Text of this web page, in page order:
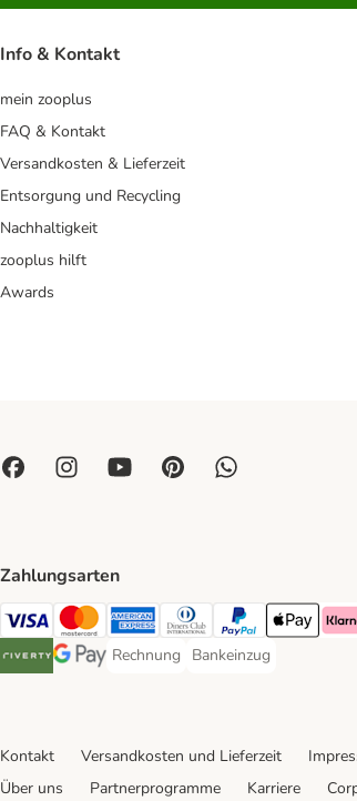
Info & Kontakt
mein zooplus
FAQ & Kontakt
Versandkosten & Lieferzeit
Entsorgung und Recycling
Nachhaltigkeit
zooplus hilft
Awards
Zahlungsarten
Visa Payment Method
Mastercard Payment Method
American Express Payment Method
Diners Club Payment
PayPal Payment
Apple Pay
Riverty Payment Method
Google Pay Payment Method
Rechnung
Rechnung Payment Method
Bankeinzug
Bankeinzug Payment
Kontakt Versandkosten und Lieferzeit
Über uns
Partnerprogramme Karriere